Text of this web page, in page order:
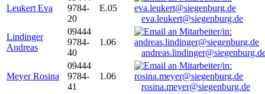
Leukert Eva
9784-
20
E.05
eva.leukert@siegenburg.de
Lindinger
Andreas
09444
9784-
40
1.06
Meyer Rosina
09444
9784-
41
1.06
rosina.meyer@siegenburg.de